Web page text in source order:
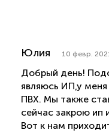
Юлия 10 февр.
Добрый день!
являюсь ИП,у
ПВХ. Мы также
сейчас закрою ип
Вот к нам